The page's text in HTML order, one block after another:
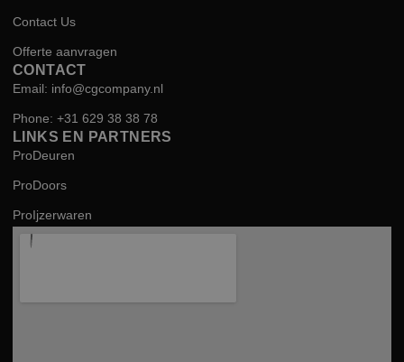
Contact Us
Offerte aanvragen
CONTACT
Email: info@cgcompany.nl
Phone: +31 629 38 38 78
LINKS EN PARTNERS
ProDeuren
ProDoors
ProIjzerwaren